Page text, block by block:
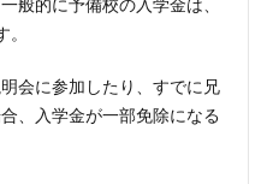
般的に予備校の入学金は、
会に参加したり、すでに兄
、入学金が一部免除になる